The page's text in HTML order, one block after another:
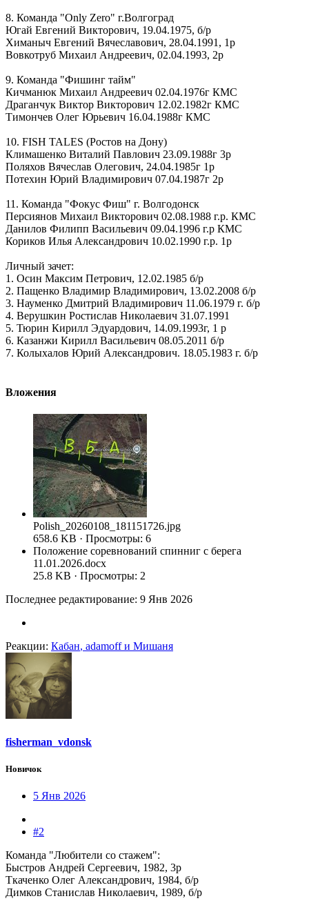
8. Команда "Only Zero" г.Волгоград
Югай Евгений Викторович, 19.04.1975, б/р
Химаныч Евгений Вячеславович, 28.04.1991, 1р
Вовкотруб Михаил Андреевич, 02.04.1993, 2р
9. Команда "Фишинг тайм"
Кичманюк Михаил Андреевич 02.04.1976г КМС
Драганчук Виктор Викторович 12.02.1982г КМС
Тимончев Олег Юрьевич 16.04.1988г КМС
10. FISH TALES (Ростов на Дону)
Климашенко Виталий Павлович 23.09.1988г 3р
Поляхов Вячеслав Олегович, 24.04.1985г 1р
Потехин Юрий Владимирович 07.04.1987г 2р
11. Команда "Фокус Фиш" г. Волгодонск
Персиянов Михаил Викторович 02.08.1988 г.р. КМС
Данилов Филипп Васильевич 09.04.1996 г.р КМС
Кориков Илья Александрович 10.02.1990 г.р. 1р
Личный зачет:
1. Осин Максим Петрович, 12.02.1985 б/р
2. Пащенко Владимир Владимирович, 13.02.2008 б/р
3. Науменко Дмитрий Владимирович 11.06.1979 г. б/р
4. Верушкин Ростислав Николаевич 31.07.1991
5. Тюрин Кирилл Эдуардович, 14.09.1993г, 1 р
6. Казанжи Кирилл Васильевич 08.05.2011 б/р
7. Колыхалов Юрий Александрович. 18.05.1983 г. б/р
Вложения
Polish_20260108_181151726.jpg
658.6 KB · Просмотры: 6
Положение соревнований спинниг с берега
11.01.2026.docx
25.8 KB · Просмотры: 2
Последнее редактирование: 9 Янв 2026
Реакции: Кабан, adamoffи Мишаня
fisherman_vdonsk
Новичок
5 Янв 2026
#2
Команда "Любители со стажем":
Быстров Андрей Сергеевич, 1982, 3р
Ткаченко Олег Александрович, 1984, б/р
Димков Станислав Николаевич, 1989, б/р